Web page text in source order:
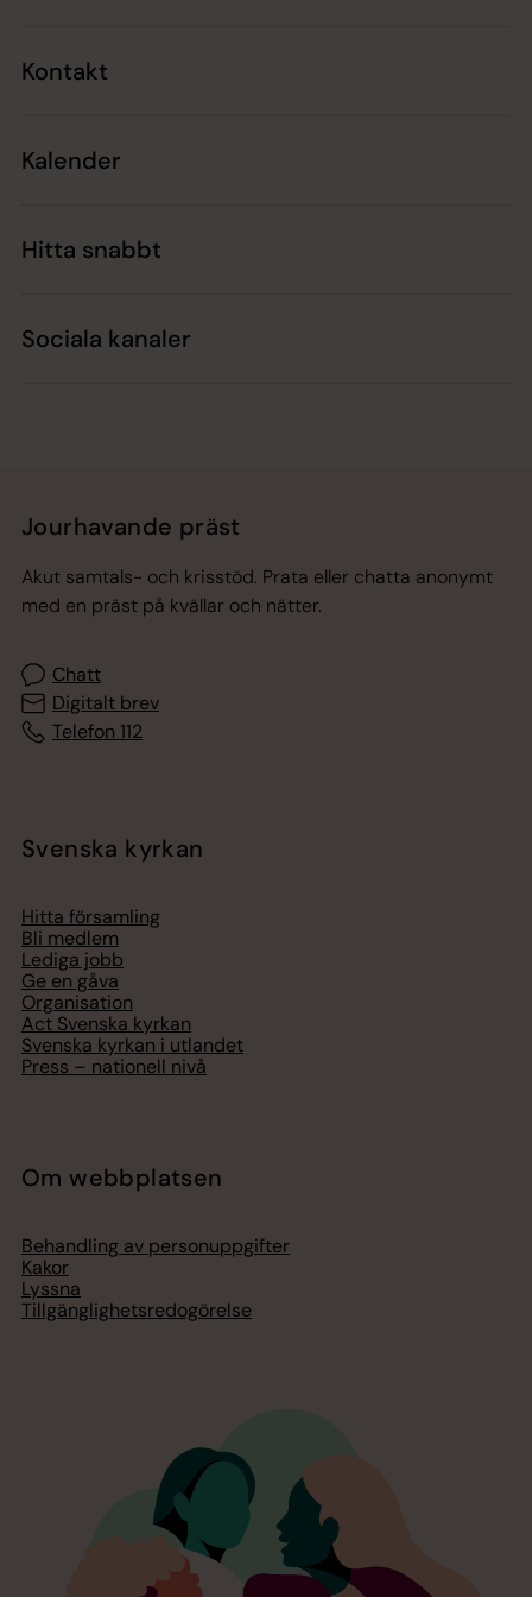
Kontakt
Kalender
Hitta snabbt
Sociala kanaler
Jourhavande präst
Akut samtals- och krisstöd. Prata eller chatta anonymt
med en präst på kvällar och nätter.
Chatt
Digitalt brev
Telefon 112
Svenska kyrkan
Hitta församling
Bli medlem
Lediga jobb
Ge en gåva
Organisation
Act Svenska kyrkan
Svenska kyrkan i utlandet
Press – nationell nivå
Om webbplatsen
Behandling av personuppgifter
Kakor
Lyssna
Tillgänglighetsredogörelse